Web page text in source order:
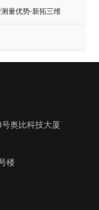
量优势-新拓三维
奥比科技大厦
楼